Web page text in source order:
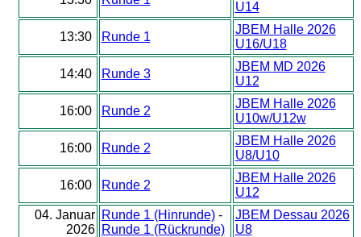
U14
13:30 Runde 1
JBEM Halle 2026
U16/U18
14:40 Runde 3
JBEM MD 2026
U12
16:00 Runde 2
JBEM Halle 2026
U10w/U12w
16:00 Runde 2
JBEM Halle 2026
U8/U10
16:00 Runde 2
JBEM Halle 2026
U12
04. Januar
2026
Runde 1 (Hinrunde)-
Runde 1 (Rückrunde)
JBEM Dessau 2026
U8